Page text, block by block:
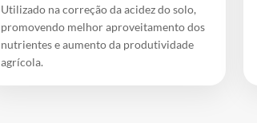
Utilizado na correção da acidez do solo,
promovendo melhor aproveitamento dos
nutrientes e aumento da produtividade
agrícola.